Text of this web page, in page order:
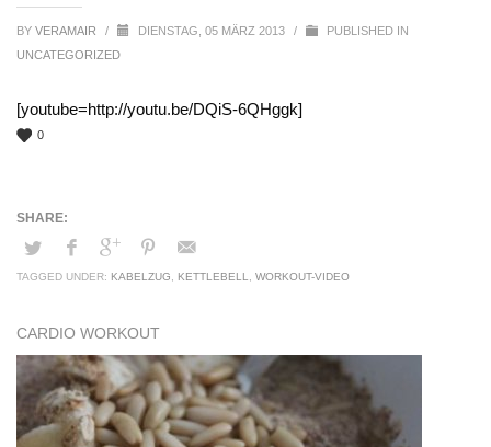
BY VERAMAIR / DIENSTAG, 05 MÄRZ 2013 /
PUBLISHED IN
UNCATEGORIZED
[youtube=http://youtu.be/DQiS-6QHggk]
0
TAGGED UNDER: KABELZUG KETTLEBELL WORKOUT-VIDEO
CARDIO WORKOUT